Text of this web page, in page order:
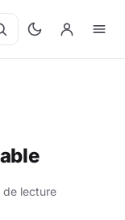
de lecture